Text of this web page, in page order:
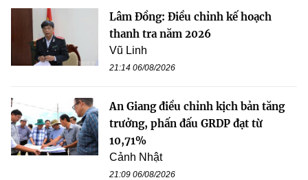
Lâm Đồng: Điều chỉnh kế hoạch
thanh tra năm 2026
Vũ Linh
21:14 06/08/2026
An Giang điều chỉnh kịch bản tăng
trưởng, phấn đấu GRDP đạt từ
10,71%
Cảnh Nhật
21:09 06/08/2026